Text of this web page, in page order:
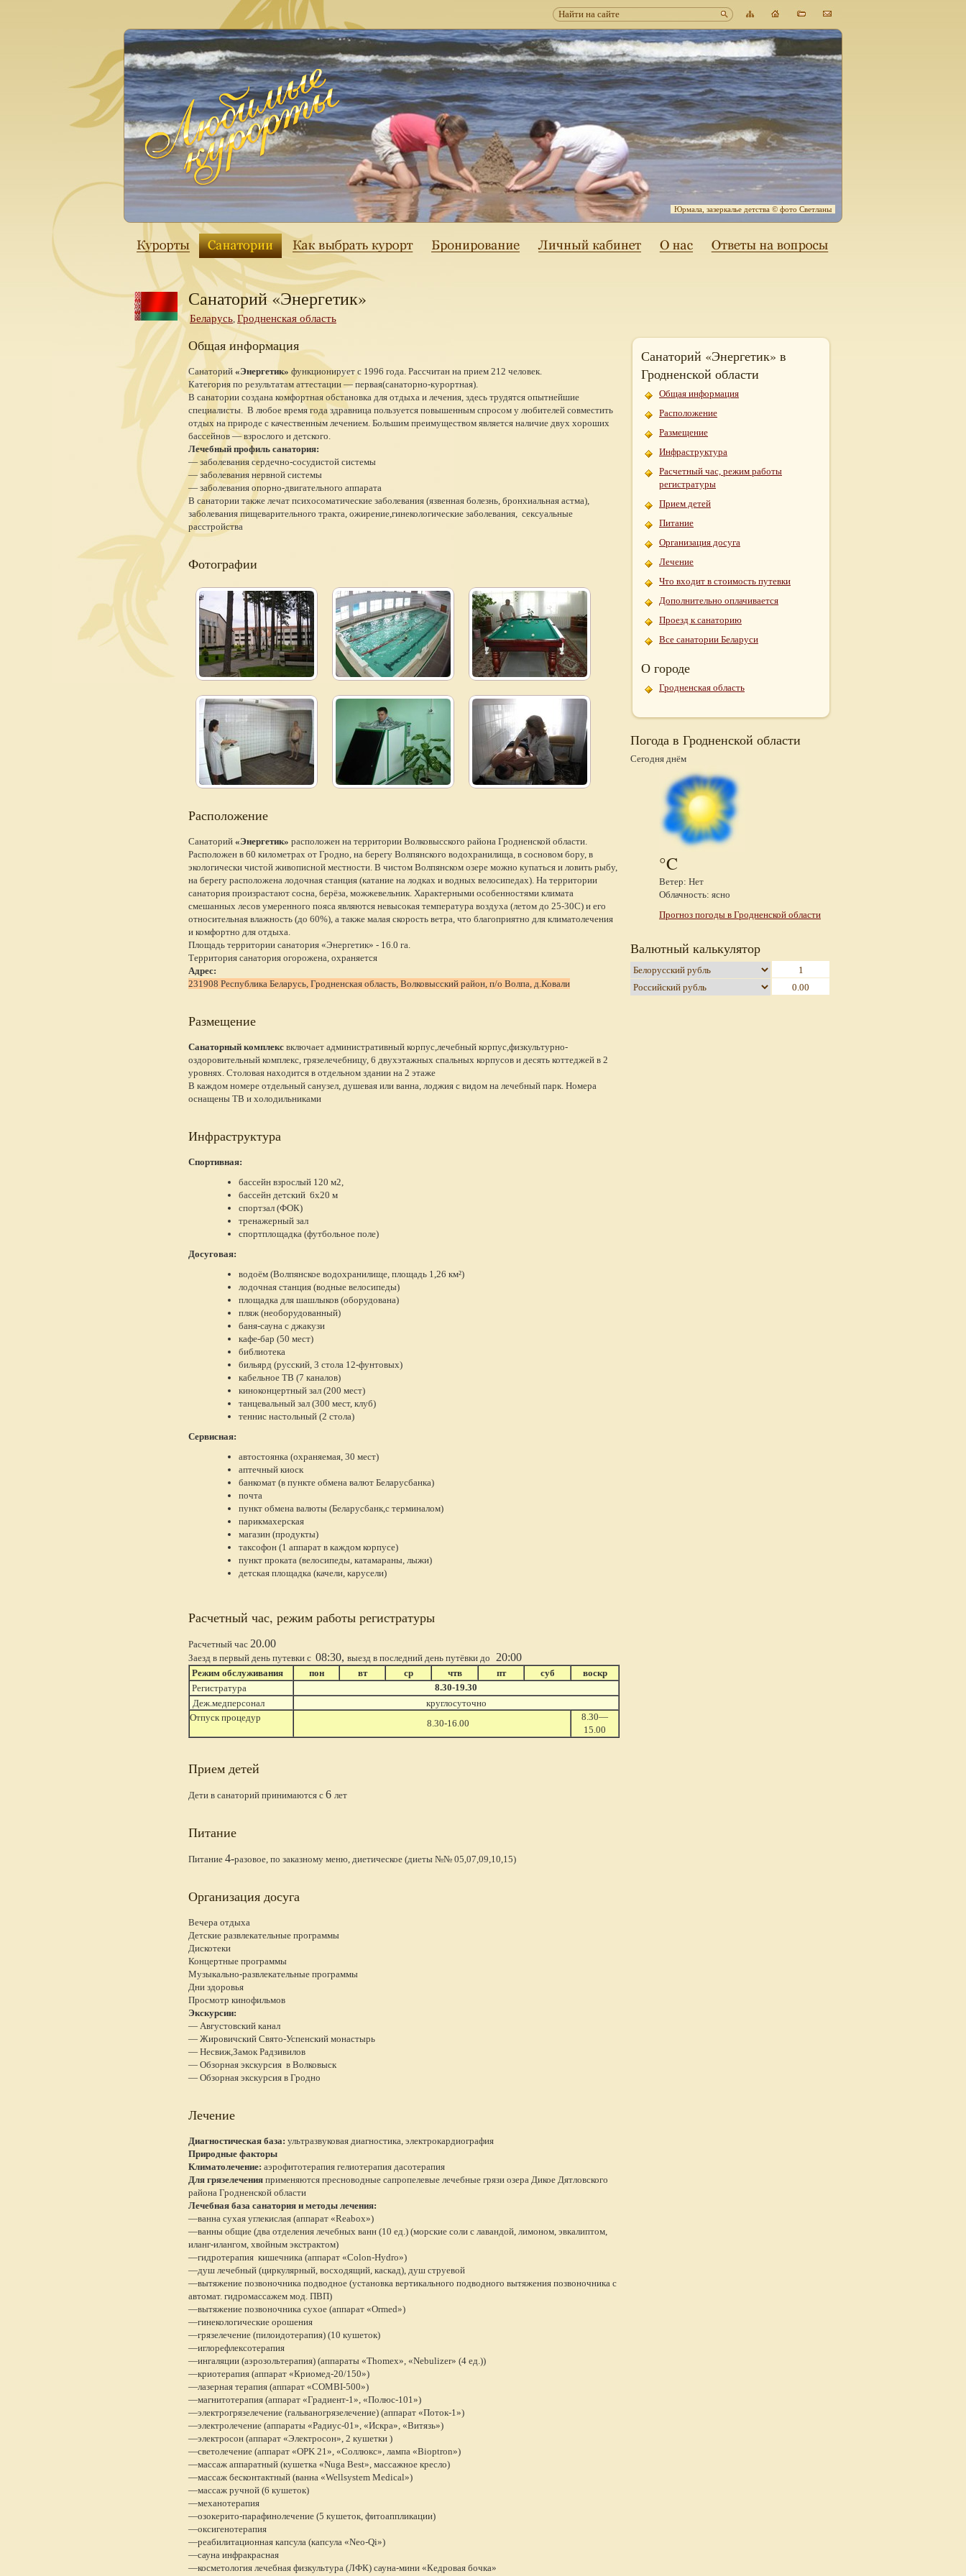
Юрмала, зазеркалье детства © фото Светланы
Санаторий «Энергетик»
Беларусь, Гродненская область
Общая информация
Санаторий «Энергетик» функционирует с 1996 года. Рассчитан на прием 212 человек.
Категория по результатам аттестации — первая(санаторно-курортная).
В санатории создана комфортная обстановка для отдыха и лечения, здесь трудятся опытнейшие
специалисты. В любое время года здравница пользуется повышенным спросом у любителей совместить
отдых на природе с качественным лечением. Большим преимуществом является наличие двух хороших
бассейнов — взрослого и детского.
Лечебный профиль санатория:
— заболевания сердечно-сосудистой системы
— заболевания нервной системы
— заболевания опорно-двигательного аппарата
В санатории также лечат психосоматические заболевания (язвенная болезнь, бронхиальная астма),
заболевания пищеварительного тракта, ожирение,гинекологические заболевания, сексуальные
расстройства
Фотографии
Расположение
Cанаторий «Энергетик» расположен на территории Волковысского района Гродненской области.
Расположен в 60 километрах от Гродно, на берегу Волпянского водохранилища, в сосновом бору, в
экологически чистой живописной местности. В чистом Волпянском озере можно купаться и ловить рыбу,
на берегу расположена лодочная станция (катание на лодках и водных велосипедах). На территории
санатория произрастают сосна, берёза, можжевельник. Характерными особенностями климата
смешанных лесов умеренного пояса являются невысокая температура воздуха (летом до 25-30С) и его
относительная влажность (до 60%), а также малая скорость ветра, что благоприятно для климатолечения
и комфортно для отдыха.
Площадь территории санатория «Энергетик» - 16.0 га.
Территория санатория огорожена, охраняется
Адрес:
231908 Республика Беларусь, Гродненская область, Волковысский район, п/о Волпа, д.Ковали
Размещение
Санаторный комплекс включает административный корпус,лечебный корпус,физкультурно-
оздоровительный комплекс, грязелечебницу, 6 двухэтажных спальных корпусов и десять коттеджей в 2
уровнях. Столовая находится в отдельном здании на 2 этаже
В каждом номере отдельный санузел, душевая или ванна, лоджия с видом на лечебный парк. Номера
оснащены ТВ и холодильниками
Инфраструктура
Спортивная:
бассейн взрослый 120 м2,
бассейн детский 6х20 м
спортзал (ФОК)
тренажерный зал
спортплощадка (футбольное поле)
Досуговая:
водоём (Волпянское водохранилище, площадь 1,26 км²)
лодочная станция (водные велосипеды)
площадка для шашлыков (оборудована)
пляж (необорудованный)
баня-сауна с джакузи
кафе-бар (50 мест)
библиотека
бильярд (русский, 3 стола 12-фунтовых)
кабельное ТВ (7 каналов)
киноконцертный зал (200 мест)
танцевальный зал (300 мест, клуб)
теннис настольный (2 стола)
Сервисная:
автостоянка (охраняемая, 30 мест)
аптечный киоск
банкомат (в пункте обмена валют Беларусбанка)
почта
пункт обмена валюты (Беларусбанк,с терминалом)
парикмахерская
магазин (продукты)
таксофон (1 аппарат в каждом корпусе)
пункт проката (велосипеды, катамараны, лыжи)
детская площадка (качели, карусели)
Расчетный час, режим работы регистратуры
Расчетный час 20.00
Заезд в первый день путевки с 08:30, выезд в последний день путёвки до 20:00
Режим обслуживания пон вт ср чтв пт суб воскр
Регистратура 8.30-19.30
Деж.медперсонал
круглосуточно
Отпуск процедур
8.30-16.00
8.30—
15.00
Прием детей
Дети в санаторий принимаются с 6 лет
Питание
Питание 4-разовое, по заказному меню, диетическое (диеты №№ 05,07,09,10,15)
Организация досуга
Вечера отдыха
Детские развлекательные программы
Дискотеки
Концертные программы
Музыкально-развлекательные программы
Дни здоровья
Просмотр кинофильмов
Экскурсии:
— Августовский канал
— Жировичский Свято-Успенский монастырь
— Несвиж,Замок Радзивилов
— Обзорная экскурсия в Волковыск
— Обзорная экскурсия в Гродно
Лечение
Диагностическая база: ультразвуковая диагностика, электрокардиография
Природные факторы
Климатолечение: аэрофитотерапия гелиотерапия дасотерапия
Для грязелечения применяются пресноводные сапропелевые лечебные грязи озера Дикое Дятловского
района Гродненской области
Лечебная база санатория и методы лечения:
—ванна сухая углекислая (аппарат «Reabox»)
—ванны общие (два отделения лечебных ванн (10 ед.) (морские соли с лавандой, лимоном, эвкалиптом,
иланг-илангом, хвойным экстрактом)
—гидротерапия кишечника (аппарат «Colon-Hydro»)
—душ лечебный (циркулярный, восходящий, каскад), душ струевой
—вытяжение позвоночника подводное (установка вертикального подводного вытяжения позвоночника с
автомат. гидромассажем мод. ПВП)
—вытяжение позвоночника сухое (аппарат «Ormed»)
—гинекологические орошения
—грязелечение (пилоидотерапия) (10 кушеток)
—иглорефлексотерапия
—ингаляции (аэрозольтерапия) (аппараты «Thomex», «Nebulizer» (4 ед.))
—криотерапия (аппарат «Криомед-20/150»)
—лазерная терапия (аппарат «COMBI-500»)
—магнитотерапия (аппарат «Градиент-1», «Полюс-101»)
—электрогрязелечение (гальваногрязелечение) (аппарат «Поток-1»)
—электролечение (аппараты «Радиус-01», «Искра», «Витязь»)
—электросон (аппарат «Электросон», 2 кушетки )
—светолечение (аппарат «OPK 21», «Соллюкс», лампа «Bioptron»)
—массаж аппаратный (кушетка «Nuga Best», массажное кресло)
—массаж бесконтактный (ванна «Wellsystem Medical»)
—массаж ручной (6 кушеток)
—механотерапия
—озокерито-парафинолечение (5 кушеток, фитоаппликации)
—оксигенотерапия
—реабилитационная капсула (капсула «Neo-Qi»)
—сауна инфракрасная
—косметология лечебная физкультура (ЛФК) сауна-мини «Кедровая бочка»
Санаторий «Энергетик» в
Гродненской области
Общая информация
Расположение
Размещение
Инфраструктура
Расчетный час, режим работы
регистратуры
Прием детей
Питание
Организация досуга
Лечение
Что входит в стоимость путевки
Дополнительно оплачивается
Проезд к санаторию
Все санатории Беларуси
О городе
Гродненская область
Погода в Гродненской области
Сегодня днём
°C
Ветер: Нет
Облачность: ясно
Прогноз погоды в Гродненской области
Валютный калькулятор